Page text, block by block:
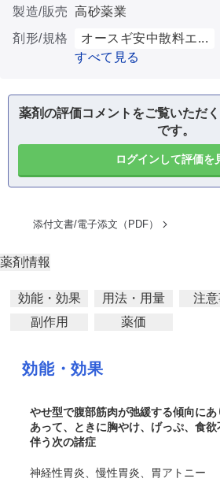
製造/販売 高砂薬業
剤形/規格
オースギ安中散料エ...
すべて見る
薬剤の評価コメントをご覧いただ
です。
ログインして評価を
添付文書/電子添文（PDF）
薬剤情報
効能・効果 用法・用量 注
副作用
薬価
効能・効果
やせ型で腹部筋肉が弛緩する傾向に
あって、ときに胸やけ、げっぷ、食
伴う次の諸症
神経性胃炎、慢性胃炎、胃アトニー